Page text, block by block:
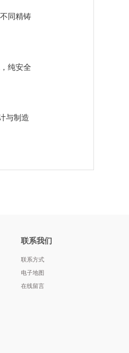
同精铸
纯安全
与制 造
联系我们
联系方式
电子地图
在线留言